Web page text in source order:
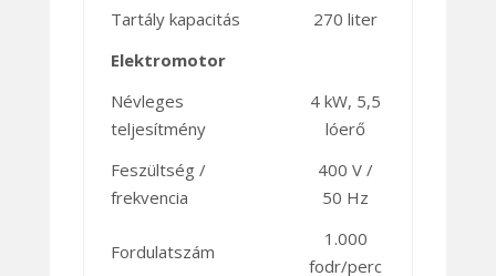
Tartály kapacitás
270 liter
Elektromotor
Névleges
teljesítmény
4 kW, 5,5
lóerő
Feszültség /
frekvencia
400 V /
50 Hz
Fordulatszám
1.000
fodr/perc